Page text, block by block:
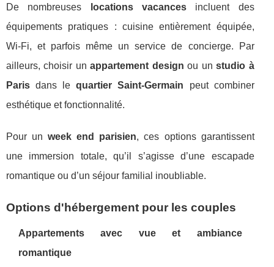
De nombreuses locations vacancesincluent des
équipements pratiques : cuisine entièrement équipée,
Wi-Fi, et parfois même un service de concierge. Par
ailleurs, choisir unappartement design ou unstudio à
Paris dans lequartier Saint-Germain peut combiner
esthétique et fonctionnalité.
Pour unweek end parisien, ces options garantissent
une immersion totale, qu’il s’agisse d’une escapade
romantique ou d’un séjour familial inoubliable.
Options d'hébergement pour les couples
Appartements avec vue et ambiance
romantique